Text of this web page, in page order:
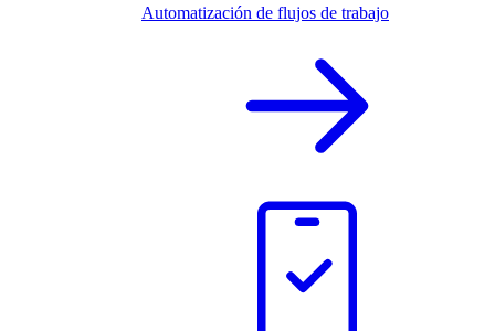
Automatización de flujos de trabajo